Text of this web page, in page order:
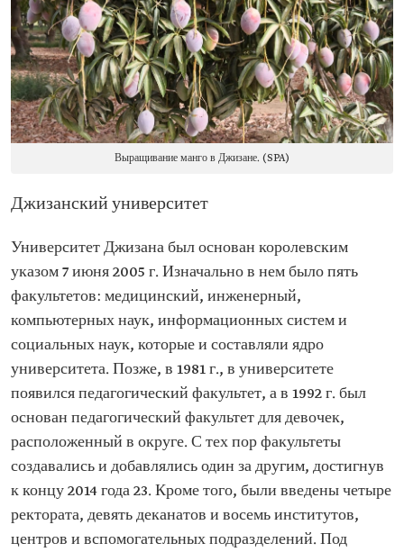
Выращивание манго в Джизане. (SPA)
Джизанский университет
Университет Джизана был основан королевским
указом 7 июня 2005 г. Изначально в нем было пять
факультетов: медицинский, инженерный,
компьютерных наук, информационных систем и
социальных наук, которые и составляли ядро
университета. Позже, в 1981 г., в университете
появился педагогический факультет, а в 1992 г. был
основан педагогический факультет для девочек,
расположенный в округе. С тех пор факультеты
создавались и добавлялись один за другим, достигнув
к концу 2014 года 23. Кроме того, были введены четыре
ректората, девять деканатов и восемь институтов,
центров и вспомогательных подразделений. Под